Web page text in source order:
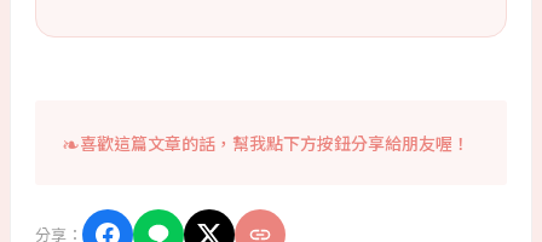
喜歡這篇文章的話，幫我點下方按鈕分享給朋友喔！
分享：